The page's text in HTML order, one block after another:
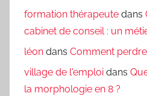
formation thérapeute dans
cabinet de conseil : un
léon dans Comment
village de l'emploi dans
la morphologie en 8 ?